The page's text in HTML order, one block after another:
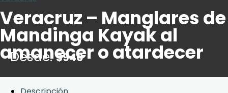
Veracruz – Manglares de
Mandinga Kayak al
amanecer o atardecer
Desde:$940